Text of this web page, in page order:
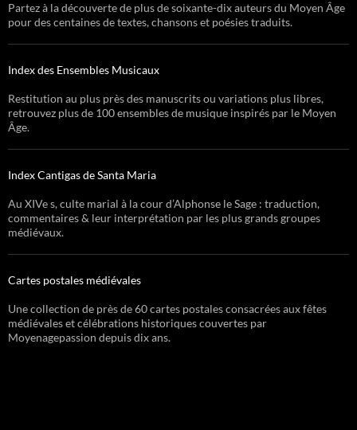
Partez à la découverte de plus de soixante-dix auteurs du Moyen Âge
pour des centaines de textes, chansons et poésies traduits.
Index des Ensembles Musicaux
Restitution au plus près des manuscrits ou variations plus libres,
retrouvez plus de 100 ensembles de musique inspirés par le Moyen
Âge.
Index Cantigas de Santa Maria
Au XIVe s, culte marial à la cour d’Alphonse le Sage : traduction,
commentaires & leur interprétation par les plus grands groupes
médiévaux.
Cartes postales médiévales
Une collection de près de 60 cartes postales consacrées aux fêtes
médiévales et célébrations historiques couvertes par
Moyenagepassion depuis dix ans.